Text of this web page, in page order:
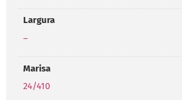
Largura
–
Marisa
24/410